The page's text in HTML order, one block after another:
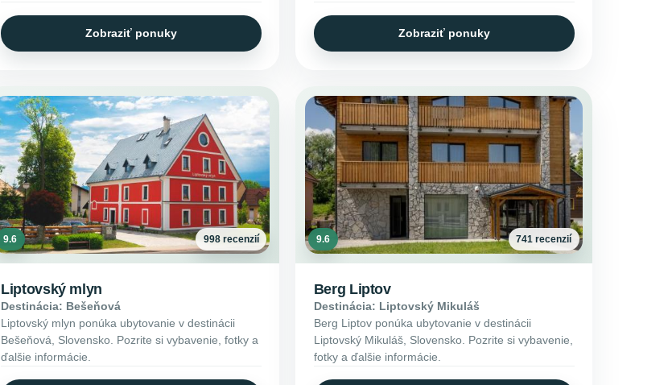
Zobraziť ponuky Zobraziť ponuky
9.6 998 recenzií
Liptovský mlyn
Destinácia: Bešeňová
Liptovský mlyn ponúka ubytovanie v destinácii
Bešeňová, Slovensko. Pozrite si vybavenie, fotky a
ďalšie informácie.
9.6 741 recenzií
Berg Liptov
Destinácia: Liptovský Mikuláš
Berg Liptov ponúka ubytovanie v destinácii
Liptovský Mikuláš, Slovensko. Pozrite si vybavenie,
fotky a ďalšie informácie.